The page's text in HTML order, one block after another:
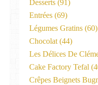
Desserts (91)
Entrées (69)
Légumes Gratins (60)
Chocolat (44)
Les Délices De
Cake Factory Tefal
Crêpes Beignets